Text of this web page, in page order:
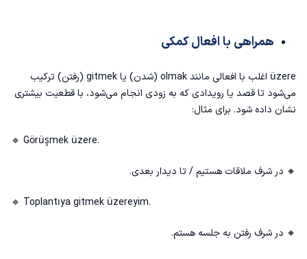
همراهی با افعال کمکی
üzere اغلب با افعالی مانند olmak (شدن) یا gitmek (رفتن) ترکیب
می‌شود تا قصد یا رویدادی که به زودی انجام می‌شود، با قطعیت بیشتری
نشان داده شود. برای مثال:
🔹 Görüşmek üzere.
🔸 در شرف ملاقات هستیم / تا دیدار بعدی.
🔹 Toplantıya gitmek üzereyim.
🔸 در شرف رفتن به جلسه هستم.